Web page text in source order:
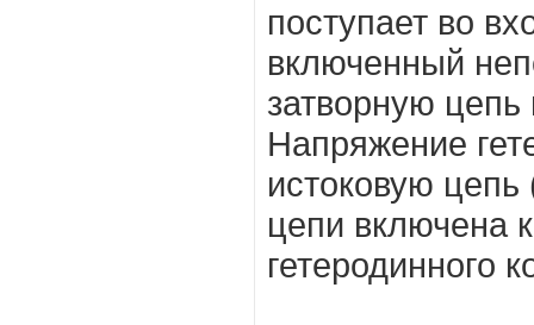
поступает во
включенный
затворную цепь
Напряжение
истоковую цепь
цепи включена
гетеродинного